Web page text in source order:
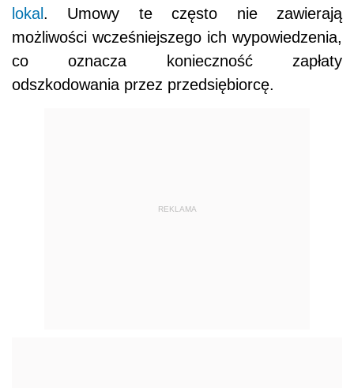
lokal . Umowy te często nie zawierają
możliwości wcześniejszego ich wypowiedzenia,
co oznacza konieczność zapłaty
odszkodowania przez przedsiębiorcę.
REKLAMA